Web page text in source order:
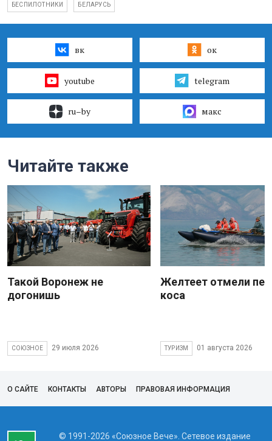
БЕСПИЛОТНИКИ БЕЛАРУСЬ
вк ок
youtube telegram
ru–by макс
Читайте также
Такой Воронеж не
догонишь
СОЮЗНОЕ 29 июля 2026
Желтеет отмели
коса
ТУРИЗМ 01 августа 2026
О САЙТЕ КОНТАКТЫ АВТОРЫ ПРАВОВАЯ ИНФОРМАЦИЯ
© 1991-2026 «Союзное Вече». Сетевое издание